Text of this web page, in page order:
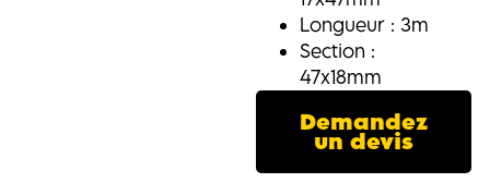
Longueur : 3m
Section :
47x18mm
Demandez
un devis